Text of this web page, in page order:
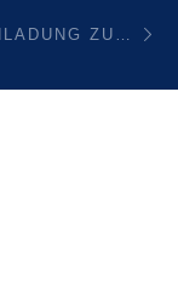
ZUR